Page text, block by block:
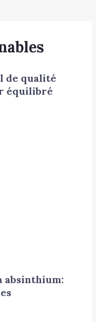
de qualité
équilibré
absinthium: